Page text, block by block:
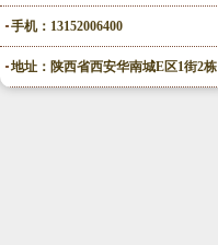
手机：13152006400
地址：陕西省西安华南城E区1街2栋